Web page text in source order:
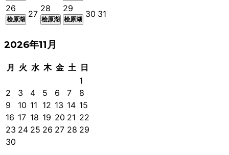
26
桧原湖
27
28
桧原湖
29
桧原湖
30 31
2026年11月
月 火 水 木 金 土 日
1
2
3 4 5 6 7
8
9
10 11 12 13 14 15
16 17 18 19 20 21 22
23 24 25 26 27 28 29
30